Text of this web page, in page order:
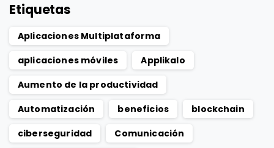
Etiquetas
Aplicaciones Multiplataforma
aplicaciones móviles
Applikalo
Aumento de la productividad
Automatización
beneficios
blockchain
ciberseguridad
Comunicación